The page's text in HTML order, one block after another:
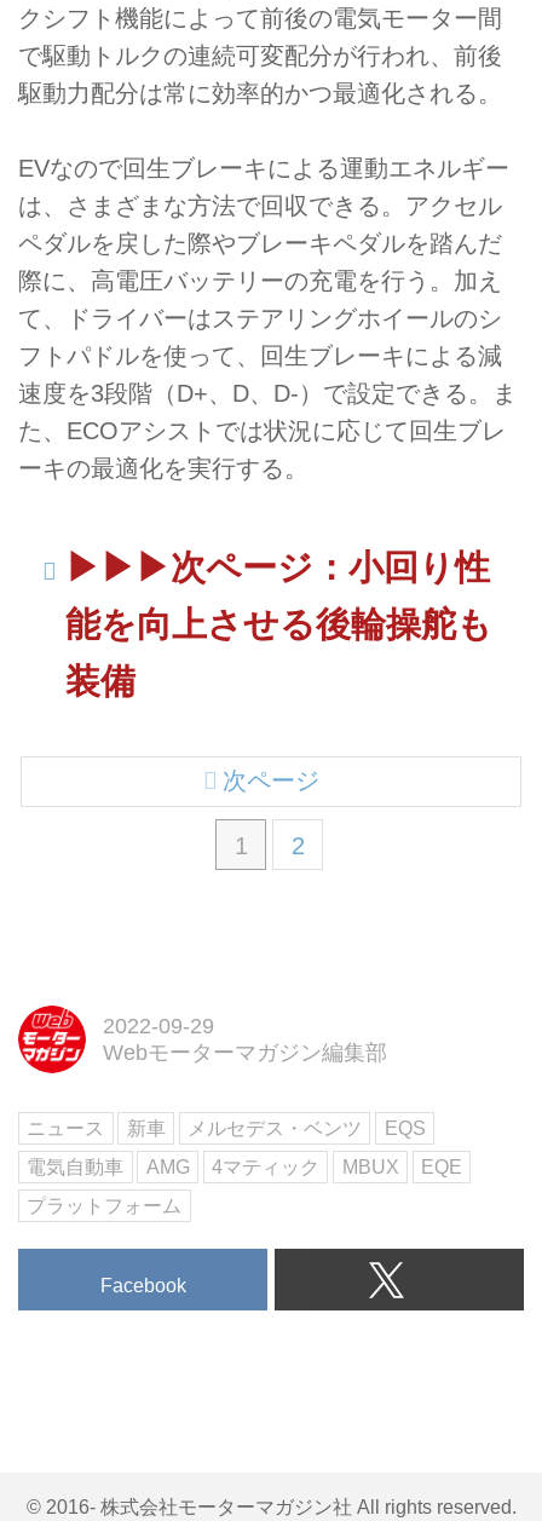
クシフト機能によって前後の電気モーター間
で駆動トルクの連続可変配分が行われ、前後
駆動力配分は常に効率的かつ最適化される。
EVなので回生ブレーキによる運動エネルギー
は、さまざまな方法で回収できる。アクセル
ペダルを戻した際やブレーキペダルを踏んだ
際に、高電圧バッテリーの充電を行う。加え
て、ドライバーはステアリングホイールのシ
フトパドルを使って、回生ブレーキによる減
速度を3段階（D+、D、D-）で設定できる。ま
た、ECOアシストでは状況に応じて回生ブレ
ーキの最適化を実行する。
▶︎▶︎▶︎次ページ：小回り性
能を向上させる後輪操舵も
装備
1 2
次ページ
2022-09-29
Webモーターマガジン編集部
ニュース 新車 メルセデス・ベンツ
EQS
電気自動車
AMG 4マティック MBUX
EQE
プラットフォーム
Facebook
© 2016- 株式会社モーターマガジン社 All rights reserved.